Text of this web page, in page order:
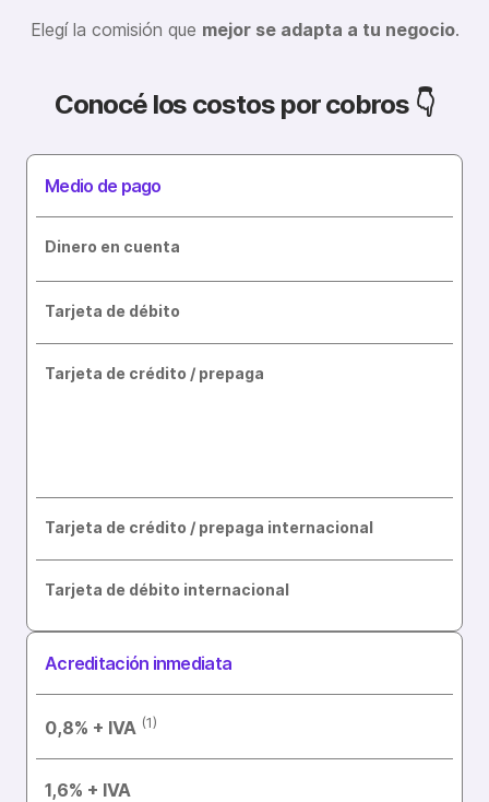
Elegí la comisión que mejor se adapta a tu negoc io.
Conocé los costos por cobros 👇
Medio de pago
Dinero en cuenta
Tarjeta de débito
Tarjeta de crédito / prepaga
Tarjeta de crédito / prepaga internacional
Tarjeta de débito internacional
Acreditación inmediata
0,8% + IVA (1)
1,6% + IVA